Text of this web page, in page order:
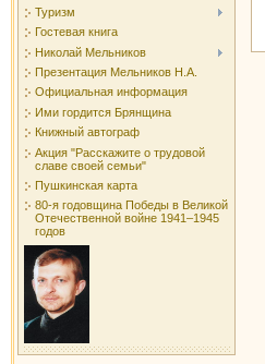
Туризм
Гостевая книга
Николай Мельников
Презентация Мельников Н.А.
Официальная информация
Ими гордится Брянщина
Книжный автограф
Акция "Расскажите о трудовой
славе своей семьи"
Пушкинская карта
80-я годовщина Победы в Великой
Отечественной войне 1941–1945
годов